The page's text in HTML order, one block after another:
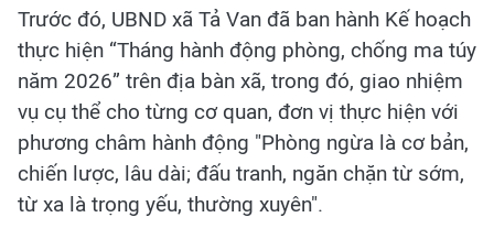
Trước đó, UBND xã Tả Van đã ban hành Kế hoạch
thực hiện “Tháng hành động phòng, chống ma túy
năm 2026” trên địa bàn xã, trong đó, giao nhiệm
vụ cụ thể cho từng cơ quan, đơn vị thực hiện với
phương châm hành động "Phòng ngừa là cơ bản,
chiến lược, lâu dài; đấu tranh, ngăn chặn từ sớm,
từ xa là trọng yếu, thường xuyên".